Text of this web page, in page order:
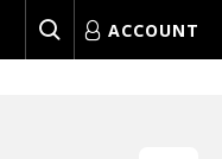
ACCOUNT